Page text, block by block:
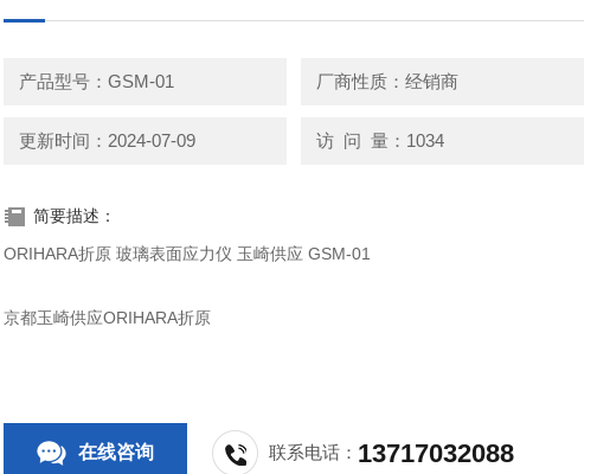
产品型号：GSM-01 厂商性质：经销商
更新时间：2024-07-09 访 问 量：1034
简要描述：
ORIHARA折原 玻璃表面应力仪 玉崎供应 GSM-01
京都玉崎供应ORIHARA折原
在线咨询 联系电话： 13717032088